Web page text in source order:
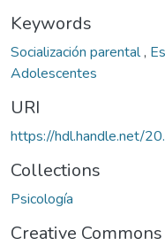
Keywords
Socialización parental,
Adolescentes
URI
https://hdl.handle.net/
Collections
Psicología
Creative